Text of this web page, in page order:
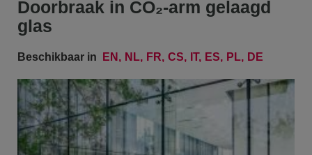
Doorbraak in CO₂-arm gelaagd
glas
Beschikbaar in EN NL FR CS IT ES PL DE